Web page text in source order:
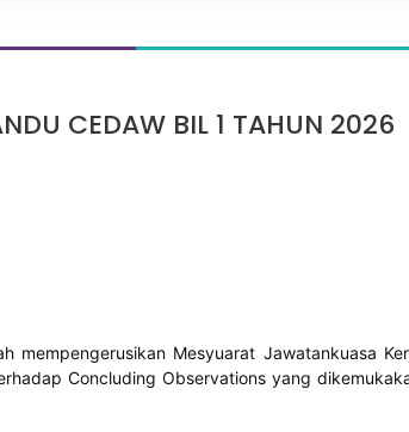
CEDAW BIL 1 TAHUN 2026
mempengerusikan Mesyuarat Jawatankuasa
Concluding Observations yang